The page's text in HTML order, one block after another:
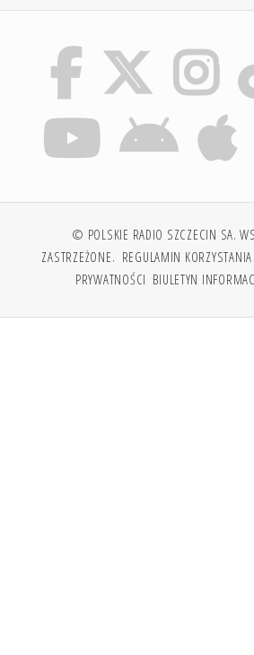
© POLSKIE RADIO SZCZECIN SA.
ZASTRZEŻONE. REGULAMIN
PRYWATNOŚCI BIULETYN